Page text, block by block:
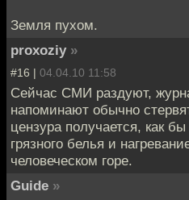
Земля пухом.
proxoziy »
#16 | 04.04.10 11:58
Сейчас СМИ раздуют,
напоминают обычно
цензура получается, как
грязного белья и
человеческом горе.
Guide »